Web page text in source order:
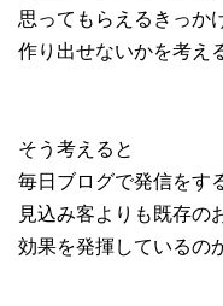
思ってもらえるきっか
作り出せないかを考え
そう考えると
毎日ブログで発信をす
見込み客よりも既存の
効果を発揮しているの